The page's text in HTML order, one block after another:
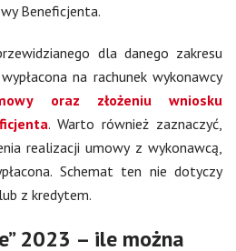
Beneficjenta.
dla danego zakresu
na rachunek wykonawcy
oraz złożeniu wniosku
. Warto również zaznaczyć,
realizacji umowy z wykonawcą,
Schemat ten nie dotyczy
z kredytem.
2023 – ile można